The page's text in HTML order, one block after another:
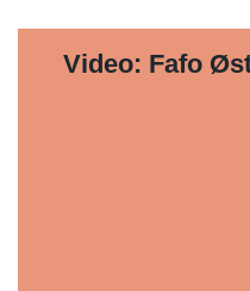
Video: Fafo